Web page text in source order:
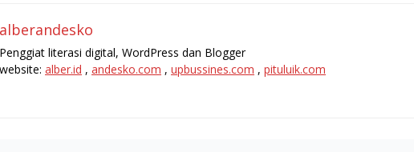
alberandesko
Penggiat literasi digital, WordPress dan Blogger
website: alber.id , andesko.com , upbussines.com , pituluik.com